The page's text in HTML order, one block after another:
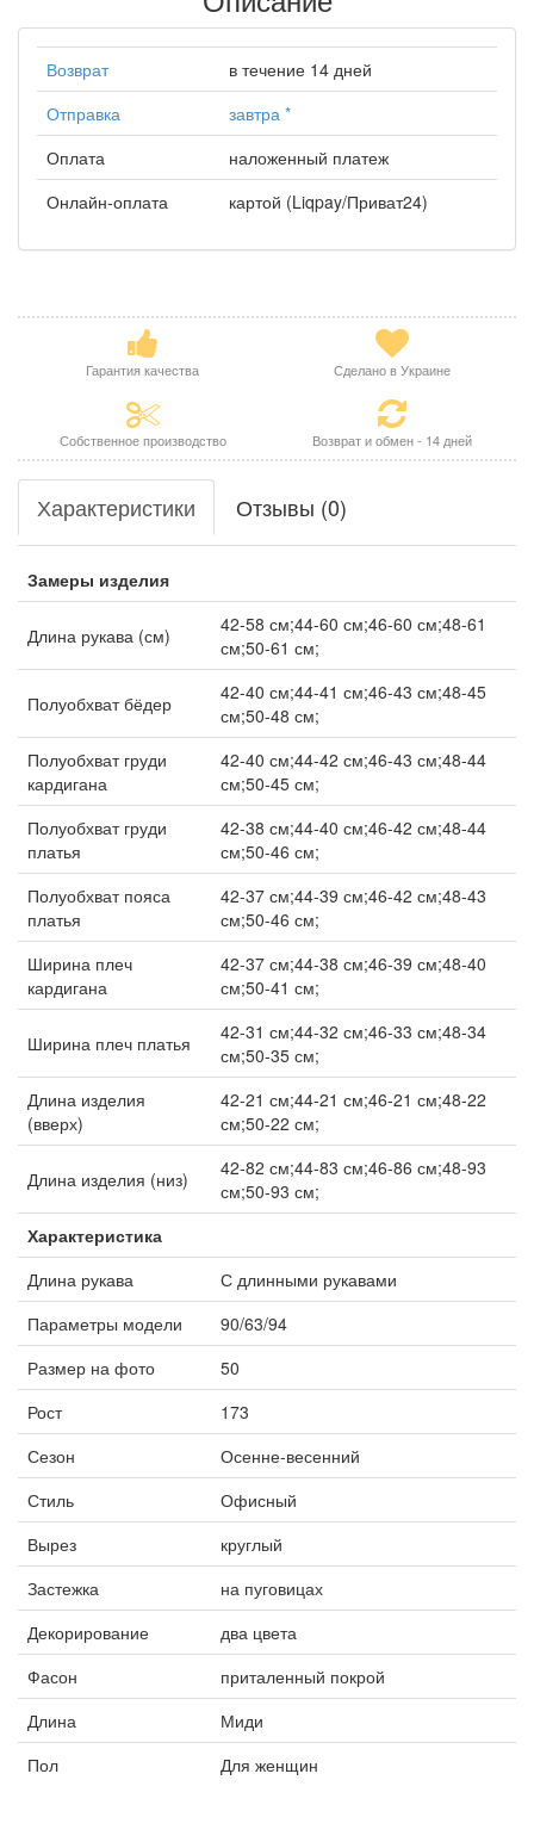
Возврат
в течение 14 дней
Отправка
завтра *
Оплата
наложенный платеж
Онлайн-оплата
картой (Liqpay/Приват24)
Гарантия качества Сделано в Украине
Собственное производство Возврат и обмен - 14 дней
Характеристики Отзывы (0)
Замеры изделия
Длина рукава (см)
42-58 см;44-60 см;46-60 см;48-61
см;50-61 см;
Полуобхват бёдер
42-40 см;44-41 см;46-43 см;48-45
см;50-48 см;
Полуобхват груди
кардигана
42-40 см;44-42 см;46-43 см;48-44
см;50-45 см;
Полуобхват груди
платья
42-38 см;44-40 см;46-42 см;48-44
см;50-46 см;
Полуобхват пояса
платья
42-37 см;44-39 см;46-42 см;48-43
см;50-46 см;
Ширина плеч
кардигана
42-37 см;44-38 см;46-39 см;48-40
см;50-41 см;
Ширина плеч платья
42-31 см;44-32 см;46-33 см;48-34
см;50-35 см;
Длина изделия
(вверх)
42-21 см;44-21 см;46-21 см;48-22
см;50-22 см;
Длина изделия (низ)
42-82 см;44-83 см;46-86 см;48-93
см;50-93 см;
Характеристика
Длина рукава
С длинными рукавами
Параметры модели
90/63/94
Размер на фото
50
Рост
173
Сезон
Осенне-весенний
Стиль
Офисный
Вырез
круглый
Застежка
на пуговицах
Декорирование
два цвета
Фасон
приталенный покрой
Длина
Миди
Пол
Для женщин